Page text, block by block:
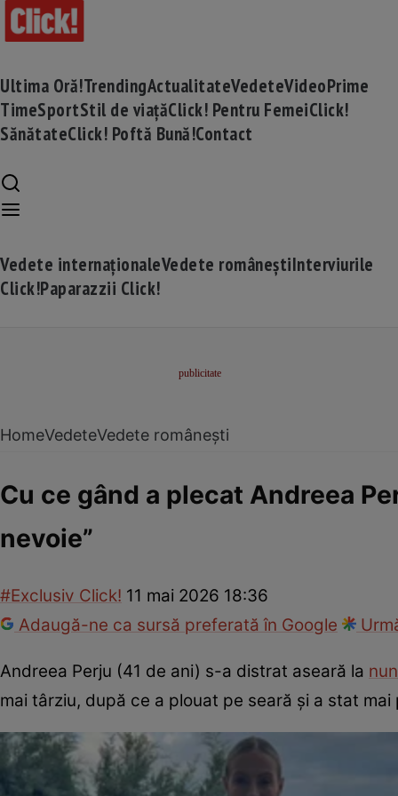
Ultima Oră!TrendingActualitateVedeteVideoPrime
TimeSportStil de viațăClick! Pentru FemeiClick!
SănătateClick! Poftă Bună!Contact
Vedete internaționaleVedete româneștiInterviurile
Click!Paparazzii Click!
HomeVedeteVedete românești
Cu ce gând a plecat Andreea
nevoie”
#Exclusiv Click! 11 mai 2026 18:36
Adaugă-ne ca sursă preferată în Google
Andreea Perju (41 de ani) s-a distrat aseară la
mai târziu, după ce a plouat pe seară și a stat